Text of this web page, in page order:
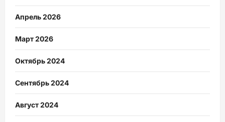
Апрель 2026
Март 2026
Октябрь 2024
Сентябрь 2024
Август 2024